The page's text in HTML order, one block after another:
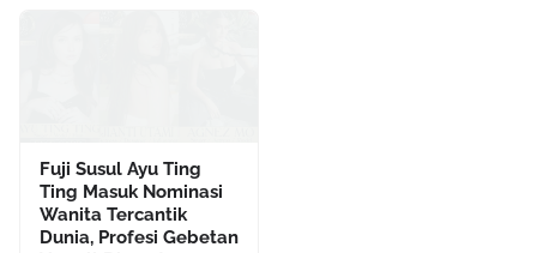
Fuji Susul Ayu Ting
Ting Masuk Nominasi
Wanita Tercantik
Dunia, Profesi Gebetan